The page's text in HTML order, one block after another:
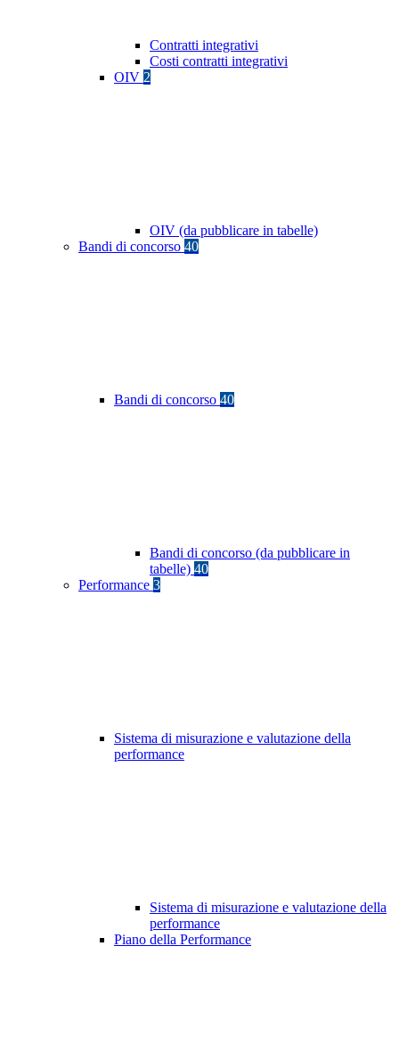
Contratti integrativi
Costi contratti integrativi
OIV 2
OIV (da pubblicare in tabelle)
Bandi di concorso 40
Bandi di concorso 40
Bandi di concorso (da pubblicare in
tabelle) 40
Performance 3
Sistema di misurazione e valutazione della
performance
Sistema di misurazione e valutazione della
performance
Piano della Performance